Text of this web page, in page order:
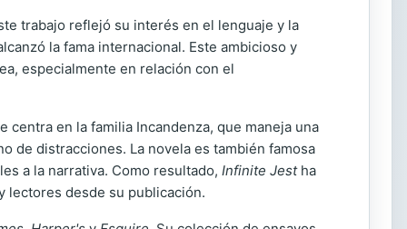
trabajo reflejó su interés en el lenguaje y la
la fama internacional. Este ambicioso y
especialmente en relación con el
en la familia Incandenza, que maneja una
de distracciones. La novela es también famosa
a la narrativa. Como resultado, Infinite Jestha
lectores desde su publicación.